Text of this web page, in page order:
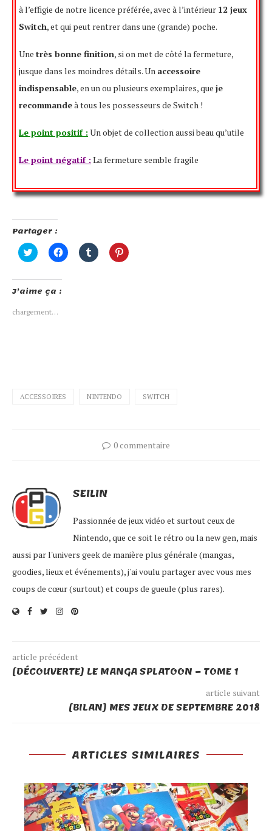
à l’effigie de notre licence préférée, avec à l’intérieur 12 jeux
Switch, et qui peut rentrer dans une (grande) poche.
Une très bonne finition, si on met de côté la fermeture,
jusque dans les moindres détails. Un accessoire
indispensable, en un ou plusieurs exemplaires, que je
recommandeà tous les possesseurs de Switch !
Le point positif : Un objet de collection aussi beau qu’utile
Le point négatif : La fermeture semble fragile
Partager :
Cliquez
pour
Twitter(ouvre
dans
une
fenêtre)
Cliquez
pour
Cliquez
pour
Cliquez
pour
J’aime ça :
chargement…
ACCESSOIRES NINTENDO SWITCH
0 commentaire
SEILIN
Passionnée de jeux vidéo et surtout ceux de
Nintendo, que ce soit le rétro ou la new gen, mais
aussi par l'univers geek de manière plus générale (mangas,
goodies, lieux et événements), j'ai voulu partager avec vous mes
coups de cœur (surtout) et coups de gueule (plus rares).
article précédent
[DÉCOUVERTE] LE MANGA SPLATOON – TOME 1
article suivant
[BILAN] MES JEUX DE SEPTEMBRE 2018
ARTICLES SIMILAIRES